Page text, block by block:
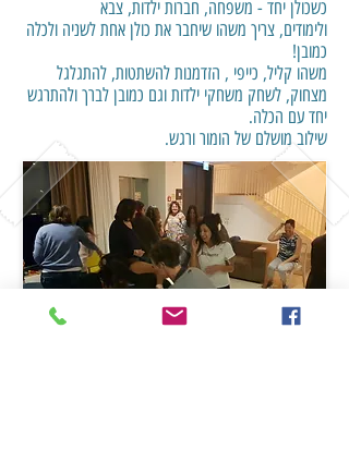
כשכולן יחד - משפחה, חברות ילדות, צבא
ולימודים, צריך משהו שיחבר את כולן אחת לשניה ולכלה
כמובן!
משהו קליל, כייפי , הזדמנות להשתטות, להתגלגל
מצחוק, לשחק משחקי ילדות וגם כמובן לברך ולהתרגש
יחד עם הכלה.
שילוב מושלם של הומור ורגש.